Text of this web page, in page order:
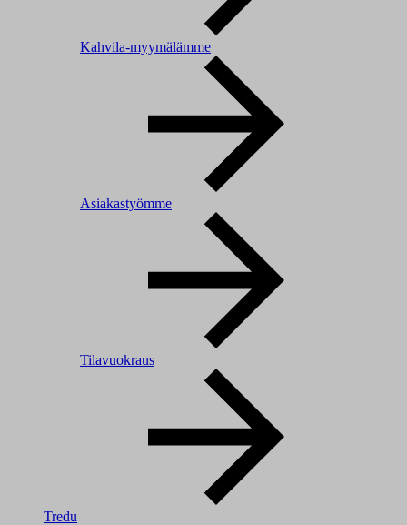
Kahvila-myymälämme
Asiakastyömme
Tilavuokraus
Tredu